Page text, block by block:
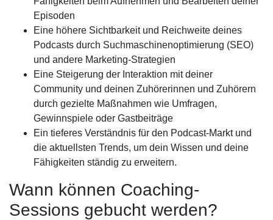
Episoden
Eine höhere Sichtbarkeit und Reichweite deines
Podcasts durch Suchmaschinenoptimierung (SEO)
und andere Marketing-Strategien
Eine Steigerung der Interaktion mit deiner
Community und deinen Zuhörerinnen und Zuhörern
durch gezielte Maßnahmen wie Umfragen,
Gewinnspiele oder Gastbeiträge
Ein tieferes Verständnis für den Podcast-Markt und
die aktuellsten Trends, um dein Wissen und deine
Fähigkeiten ständig zu erweitern.
Wann können Coaching-
Sessions gebucht werden?